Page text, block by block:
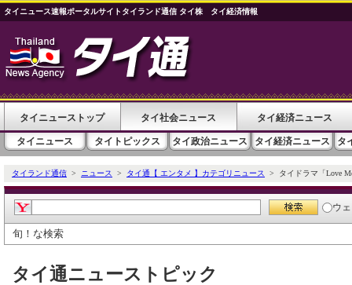
タイニュース速報ポータルサイトタイランド通信 タイ株 タイ経済情報
タイニューストップ タイ社会ニュース タイ経済ニュース
タイニュース タイトピックス タイ政治ニュース タイ経済ニュース タ
タイランド通信 > ニュース > タイ通【 エンタメ 】カテゴリニュース > タイドラマ「Love
ウ
旬！な検索
タイ通ニューストピック